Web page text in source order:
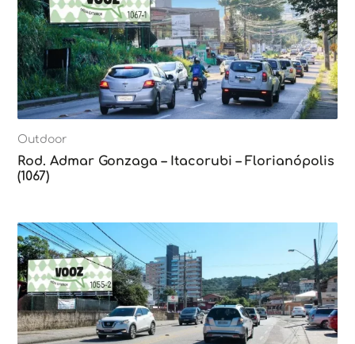
Outdoor
Rod. Admar Gonzaga – Itacorubi – Florianópolis
(1067)